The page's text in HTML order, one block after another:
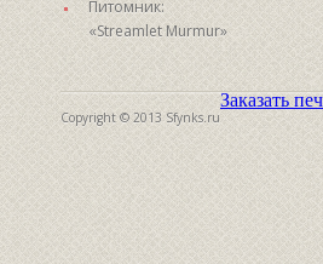
Питомник:
«Streamlet Murmur»
Copyright © 2013 Sfynks.ru
Заказать